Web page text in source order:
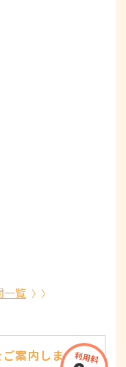
一覧
ご案内します！